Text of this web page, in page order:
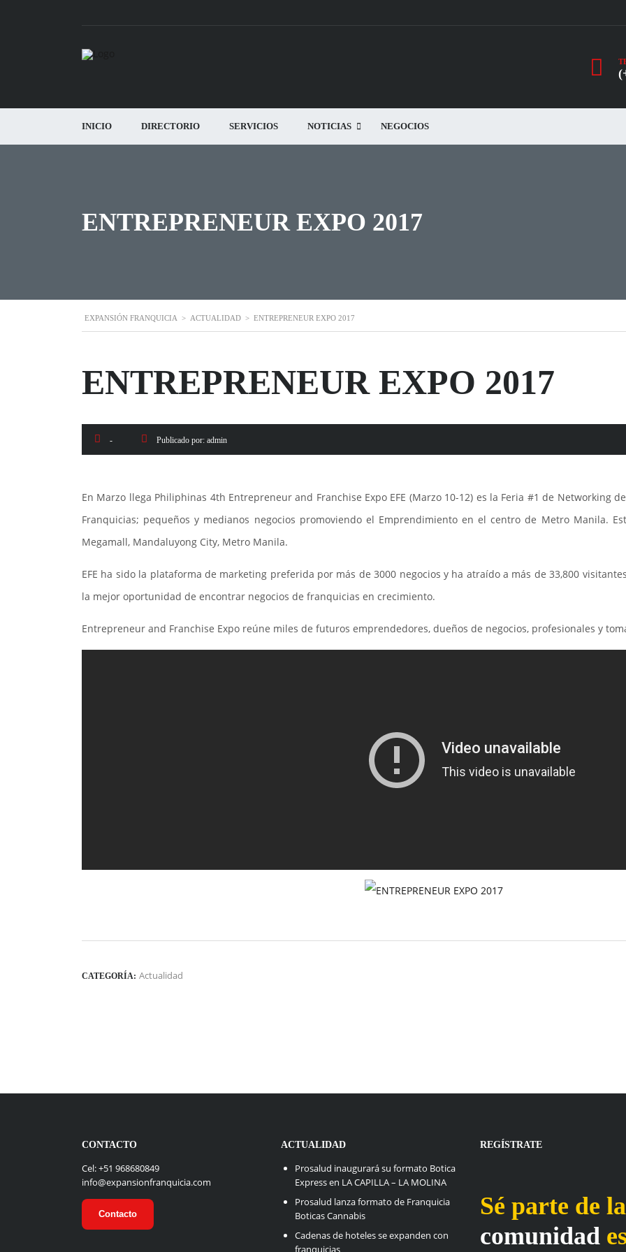
INICIO DIRECTORIO SERVICIOS NOTICIAS NEGOCIOS
ENTREPRENEUR EXPO 2017
EXPANSIÓN FRANQUICIA > ACTUALIDAD > ENTREPRENEUR EXPO 2017
ENTREPRENEUR EXPO 2017
- Publicado por: admin
En Marzo llega Philiphinas 4th Entrepreneur and Franchise Expo EFE (Marzo 10-12) es la Feria #1 de Networking
Franquicias; pequeños y medianos negocios promoviendo el Emprendimiento en el centro de Metro Manila.
Megamall, Mandaluyong City, Metro Manila.
EFE ha sido la plataforma de marketing preferida por más de 3000 negocios y ha atraído a más de 33,800
la mejor oportunidad de encontrar negocios de franquicias en crecimiento.
Entrepreneur and Franchise Expo reúne miles de futuros emprendedores, dueños de negocios, profesionales y
CATEGORÍA: Actualidad
CONTACTO
Cel: +51 968680849
info@expansionfranquicia.com
Contacto
ACTUALIDAD
Prosalud inaugurará su formato Botica
Express en LA CAPILLA – LA MOLINA
Prosalud lanza formato de Franquicia
Boticas Cannabis
Cadenas de hoteles se expanden con
franquicias
REGÍSTRATE
Sé parte de la
comunidad